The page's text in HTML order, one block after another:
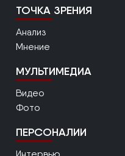
ТОЧКА ЗРЕНИЯ
Анализ
Мнение
МУЛЬТИМЕДИА
Видео
Фото
ПЕРСОНАЛИИ